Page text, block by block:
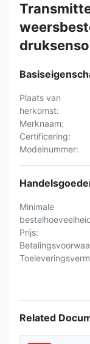
Plaats van
herkomst:
Merknaam:
Certificering:
Modelnummer:
Minimale
Prijs:
Related